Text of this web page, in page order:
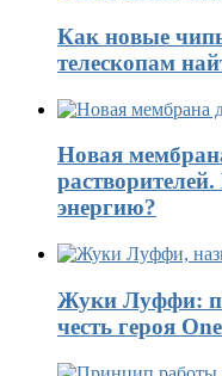
Как новые
телескопам
Новая
энергию?
Жуки Луффи:
честь героя